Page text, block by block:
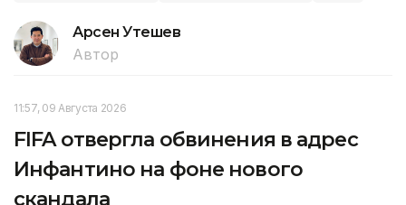
Арсен Утешев
Автор
11:57, 09 Августа 2026
FIFA отвергла обвинения в адрес
Инфантино на фоне нового
скандала